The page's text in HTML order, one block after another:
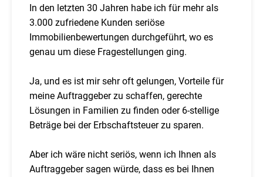
In den letzten 30 Jahren habe ich für mehr als
3.000 zufriedene Kunden seriöse
Immobilienbewertungen durchgeführt, wo es
genau um diese Fragestellungen ging.
Ja, und es ist mir sehr oft gelungen, Vorteile für
meine Auftraggeber zu schaffen, gerechte
Lösungen in Familien zu finden oder 6-stellige
Beträge bei der Erbschaftsteuer zu sparen.
Aber ich wäre nicht seriös, wenn ich Ihnen als
Auftraggeber sagen würde, dass es bei Ihnen